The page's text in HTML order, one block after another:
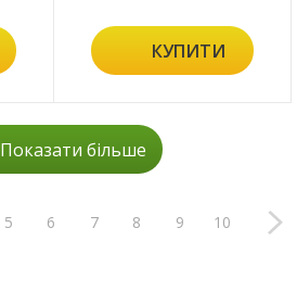
КУПИТИ
Показати більше
5 6 7 8 9 10